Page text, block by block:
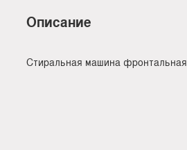
Описание
Стиральная машина фронтальная